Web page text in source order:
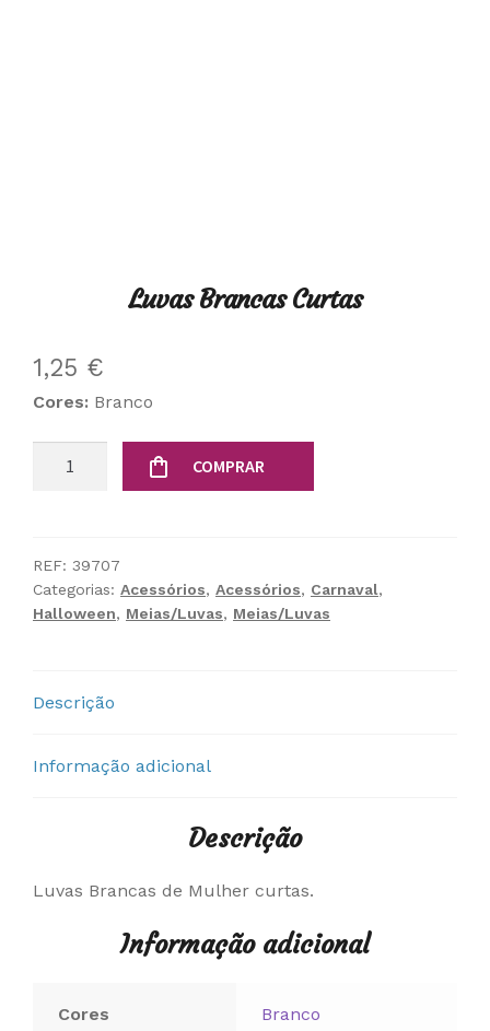
Luvas Brancas Curtas
1,25 €
Cores: Branco
Curtas
COMPRAR
REF: 39707
Categorias: Acessórios, Acessórios, Carnaval,
Halloween, Meias/Luvas, Meias/Luvas
Descrição
Informação adicional
Descrição
Luvas Brancas de Mulher curtas.
Informação adicional
Cores Branco